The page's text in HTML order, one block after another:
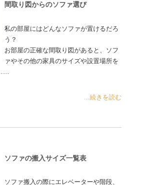
間取り図からのソファ選び
私の部屋にはどんなソファが置けるだろ
う？
お部屋の正確な間取り図があると、ソフ
ァやその他の家具のサイズや設置場所を
...続きを読む
ソファの搬入サイズ一覧表
ソファ搬入の際にエレベーターや階段、